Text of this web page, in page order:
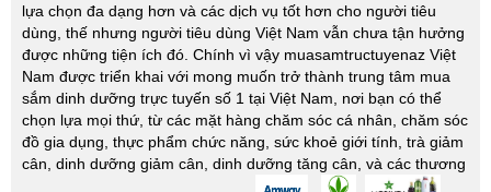
lựa chọn đa dạng hơn và các dịch vụ tốt hơn cho người tiêu
dùng, thế nhưng người tiêu dùng Việt Nam vẫn chưa tận hưởng
được những tiện ích đó. Chính vì vậy muasamtructuyenaz Việt
Nam được triển khai với mong muốn trở thành trung tâm mua
sắm dinh dưỡng trực tuyến số 1 tại Việt Nam, nơi bạn có thể
chọn lựa mọi thứ, từ các mặt hàng chăm sóc cá nhân, chăm sóc
đồ gia dụng, thực phẩm chức năng, sức khoẻ giới tính, trà giảm
cân, dinh dưỡng giảm cân, dinh dưỡng tăng cân, và các thương